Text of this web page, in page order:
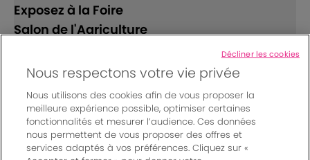
Exposez à la Foire
Salon de l'Agriculture
Suivez-nous
Nous respectons votre vie privée
Nous utilisons des cookies afin de vous proposer la
meilleure expérience possible, optimiser certaines
fonctionnalités et mesurer l’audience. Ces données
nous permettent de vous proposer des offres et
services adaptés à vos préférences. Cliquez sur «
Décliner les cookies